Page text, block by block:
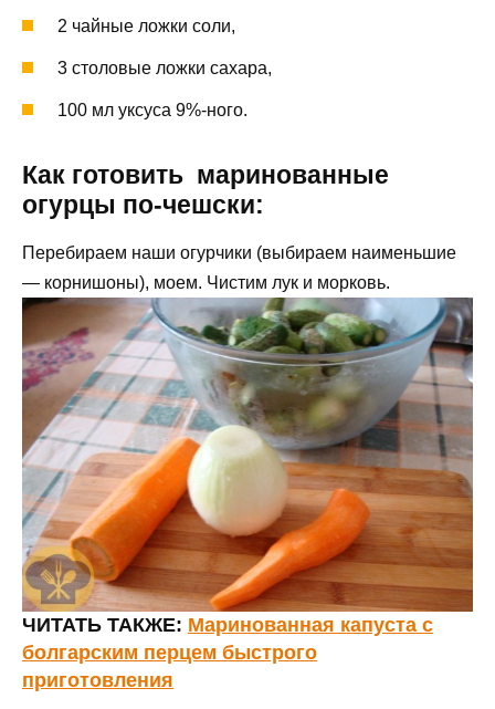
2 чайные ложки соли,
3 столовые ложки сахара,
100 мл уксуса 9%-ного.
Как готовить маринованные
огурцы по-чешски:
Перебираем наши огурчики (выбираем наименьшие
— корнишоны), моем. Чистим лук и морковь.
ЧИТАТЬ ТАКЖЕ: Маринованная капуста с
болгарским перцем быстрого
приготовления